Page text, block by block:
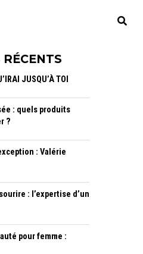
JUSQU’À TOI
: quels produits
?
: Valérie
: l’expertise d’un
pour femme :